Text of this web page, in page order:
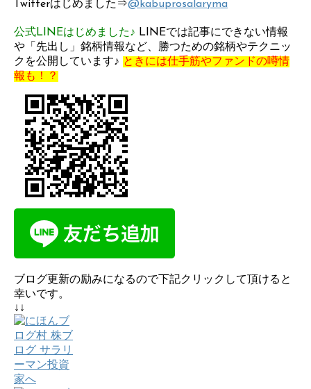
Twitterはじめました⇒@kabuprosalaryma
公式LINEはじめました♪ LINEでは記事にできない情報
や「先出し」銘柄情報など、勝つための銘柄やテクニッ
クを公開しています♪ ときには仕手筋やファンドの噂情
報も！？
ブログ更新の励みになるので下記クリックして頂けると
幸いです。
↓↓